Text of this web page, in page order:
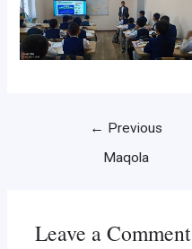
← Previous
Maqola
Leave a Comment